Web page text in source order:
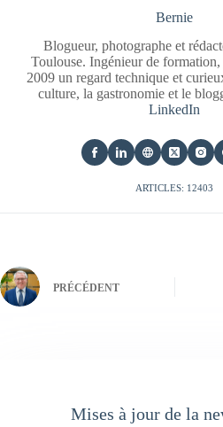
Bernie
Blogueur, photographe et
Toulouse. Ingénieur de formation,
2009 un regard technique et
culture, la gastronomie et le
LinkedIn
ARTICLES: 12403
PRÉCÉDENT
Mises à jour de la